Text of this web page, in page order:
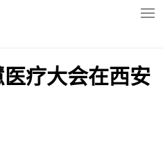
疗大会在西安